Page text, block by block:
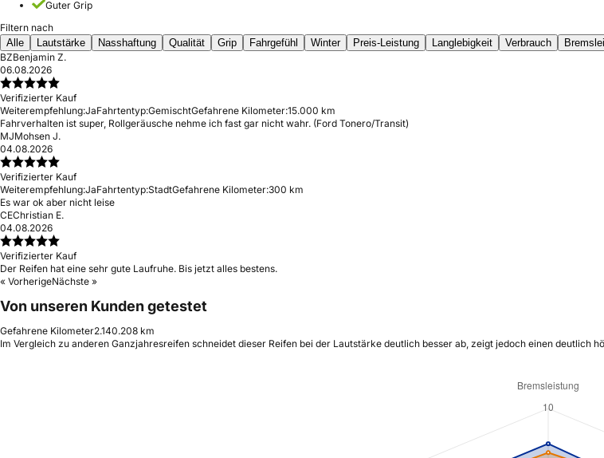
Guter Grip
Filtern nach
Alle
Lautstärke Nasshaftung Qualität Grip Fahrgefühl Winter Preis-Leistung Langlebigkeit Verbrauch
BZBenjamin Z.
06.08.2026
Verifizierter Kauf
Weiterempfehlung:JaFahrtentyp:GemischtGefahrene Kilometer:15.000 km
Fahrverhalten ist super, Rollgeräusche nehme ich fast gar nicht wahr. (Ford Tonero/Transit)
MJMohsen J.
04.08.2026
Verifizierter Kauf
Weiterempfehlung:JaFahrtentyp:StadtGefahrene Kilometer:300 km
Es war ok aber nicht leise
CEChristian E.
04.08.2026
Verifizierter Kauf
Der Reifen hat eine sehr gute Laufruhe. Bis jetzt alles bestens.
« VorherigeNächste »
Von unseren Kunden getestet
Gefahrene Kilometer2.140.208 km
Im Vergleich zu anderen Ganzjahresreifen schneidet dieser Reifen bei der Lautstärke deutlich besser ab, zeigt jedoch einen deutlich